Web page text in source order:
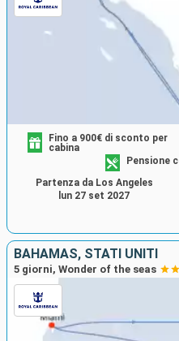
Fino a 900€ di sconto per
cabina
Pensione
Partenza da Los Angeles
lun 27 set 2027
BAHAMAS, STATI UNITI
5 giorni, Wonder of the seas